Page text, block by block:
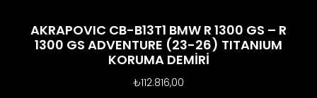
AKRAPOVIC CB-B13T1 BMW R 1300 GS – R
1300 GS ADVENTURE (23-26) TITANIUM
KORUMA DEMİRİ
₺112.816,00